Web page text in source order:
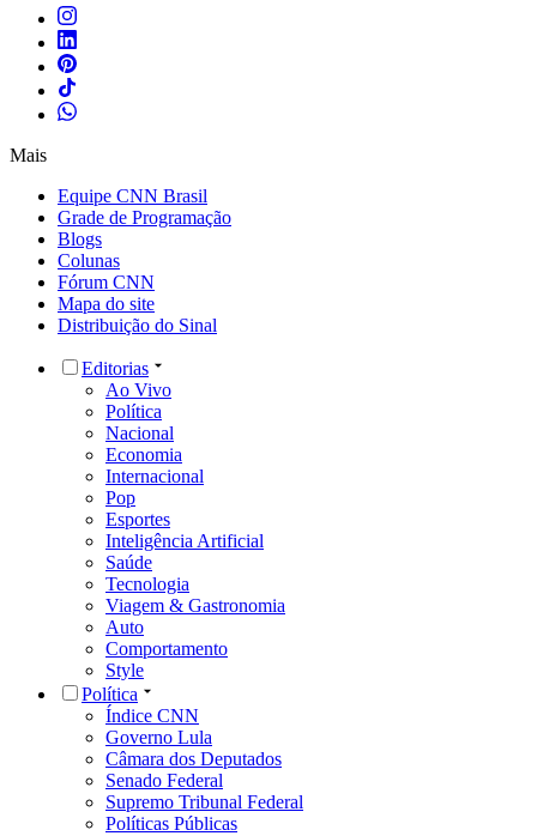
Mais
Equipe CNN Brasil
Grade de Programação
Blogs
Colunas
Fórum CNN
Mapa do site
Distribuição do Sinal
Editorias
Ao Vivo
Política
Nacional
Economia
Internacional
Pop
Esportes
Inteligência Artificial
Saúde
Tecnologia
Viagem & Gastronomia
Auto
Comportamento
Style
Política
Índice CNN
Governo Lula
Câmara dos Deputados
Senado Federal
Supremo Tribunal Federal
Políticas Públicas